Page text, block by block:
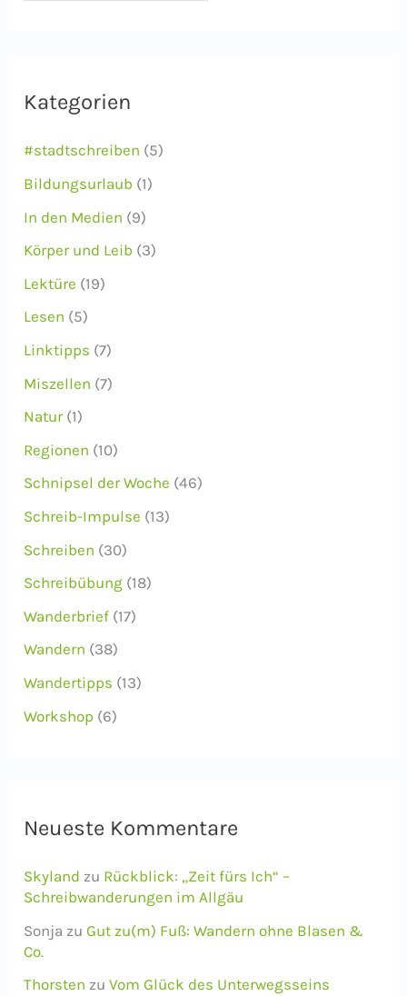
iKategorien
#stadtschreiben (5)
Bildungsurlaub (1)
In den Medien (9)
Körper und Leib (3)
Lektüre (19)
Lesen (5)
Linktipps (7)
Miszellen (7)
Natur(1)
Regionen (10)
Schnipsel der Woche (46)
Schreib-Impulse (13)
Schreiben (30)
Schreibübung (18)
Wanderbrief (17)
Wandern (38)
Wandertipps (13)
Workshop (6)
Neueste Kommentare
Skyland zu Rückblick: „Zeit fürs Ich“ –
Schreibwanderungen im Allgäu
Sonja zuGut zu(m) Fuß: Wandern ohne Blasen &
Co.
Thorsten zuVom Glück des Unterwegsseins